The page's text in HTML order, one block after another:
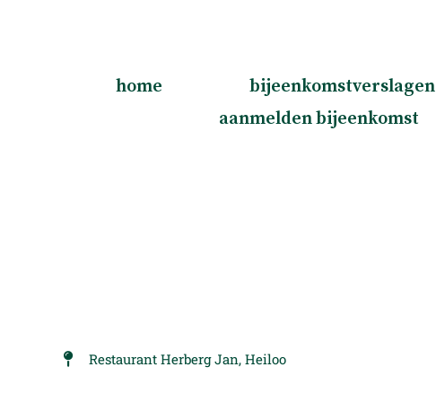
home bijeenkomstverslagen
aanmelden bijeenkomst
Restaurant Herberg Jan, Heiloo